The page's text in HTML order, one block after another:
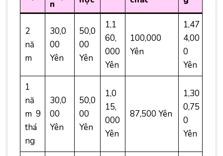
n
2
nă
m
30,0
00
Yên
50,0
00
Yên
1,1
60,
000
Yên
100,000
Yên
1,47
4,00
0
Yên
1
nă
m 9
thá
ng
30,0
00
Yên
50,0
00
Yên
1,0
15,
000
Yên
87,500 Yên
1,30
0,75
0
Yên